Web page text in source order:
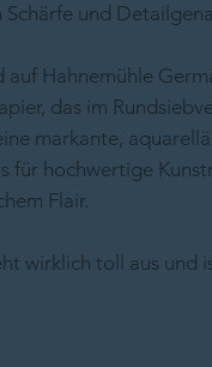
Schärfe und
auf Hahnemühle
das im
markante,
für hochwertige
Flair.
wirklich toll aus und